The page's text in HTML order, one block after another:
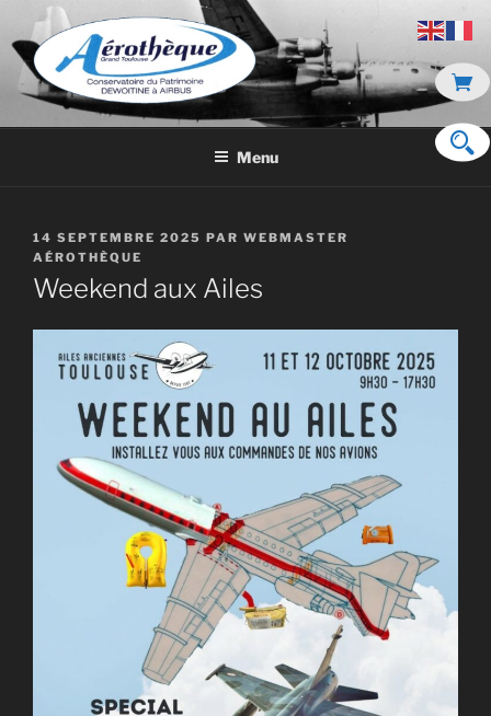
au
contenu
principal
DE DEWOITINE À AIRBUS
Menu
PUBLIÉ
LE
14 SEPTEMBRE 2025 PAR WEBMASTER
AÉROTHÈQUE
Weekend aux Ailes